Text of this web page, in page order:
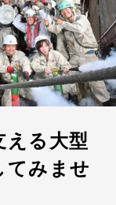
える大型
てみませ